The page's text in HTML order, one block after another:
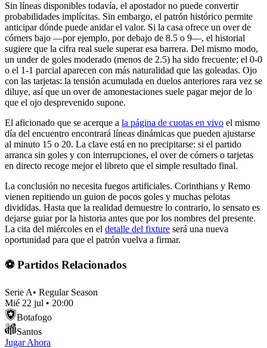
Sin líneas disponibles todavía, el apostador no puede convertir
probabilidades implícitas. Sin embargo, el patrón histórico permite
anticipar dónde puede anidar el valor. Si la casa ofrece un over de
córners bajo —por ejemplo, por debajo de 8.5 o 9—, el historial
sugiere que la cifra real suele superar esa barrera. Del mismo modo,
un under de goles moderado (menos de 2.5) ha sido frecuente; el 0-0
o el 1-1 parcial aparecen con más naturalidad que las goleadas. Ojo
con las tarjetas: la tensión acumulada en duelos anteriores rara vez se
diluye, así que un over de amonestaciones suele pagar mejor de lo
que el ojo desprevenido supone.
El aficionado que se acerque a la página de cuotas en vivo el mismo
día del encuentro encontrará líneas dinámicas que pueden ajustarse
al minuto 15 o 20. La clave está en no precipitarse: si el partido
arranca sin goles y con interrupciones, el over de córners o tarjetas
en directo recoge mejor el libreto que el simple resultado final.
La conclusión no necesita fuegos artificiales. Corinthians y Remo
vienen repitiendo un guion de pocos goles y muchas pelotas
divididas. Hasta que la realidad demuestre lo contrario, lo sensato es
dejarse guiar por la historia antes que por los nombres del presente.
La cita del miércoles en el detalle del fixture será una nueva
oportunidad para que el patrón vuelva a firmar.
⚽ Partidos Relacionados
Serie A• Regular Season
Mié 22 jul • 20:00
Botafogo
Santos
Jugar Ahora